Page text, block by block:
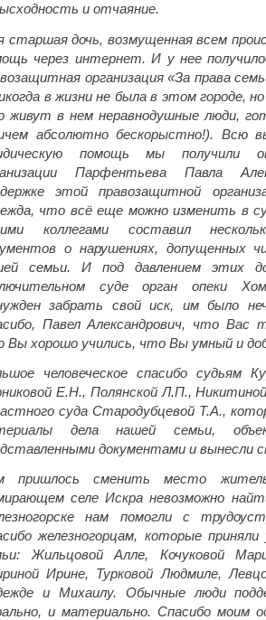
и отчаяние.
старшая дочь, возмущенная всем
через интернет. И у нее
организация «За права
в жизни не была в этом городе,
живут в нем неравнодушные люди,
абсолютно бескорыстно!). Всю
помощь мы получили
Парфентьева Павла
этой правозащитной
что всё еще можно изменить в
коллегами составил
о нарушениях, допущенных
семьи. И под давлением этих
суде орган опеки
забрать свой иск, им было
Павел Александрович, что Вас
Вы хорошо учились, что Вы умный и
человеческое спасибо судьям
Е.Н., Полянской Л.П.,
суда Стародубцевой Т.А.,
дела нашей семьи,
документами и вынесли
пришлось сменить место
селе Искра невозможно
нам помогли с
железногорцам, которые
Жильцовой Алле, Кочуковой
Ирине, Турковой Людмиле,
и Михаилу. Обычные люди
и материально. Спасибо моим